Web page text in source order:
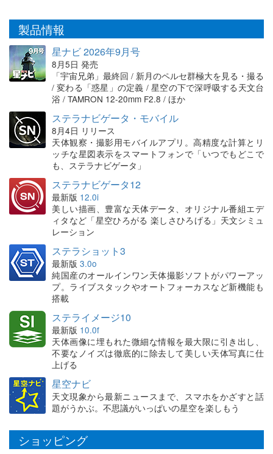
製品情報
星ナビ 2026年9月号
8月5日 発売
「宇宙兄弟」最終回 / 新月のペルセ群極大を見る・撮る
/ 変わる「惑星」の定義 / 星空の下で深呼吸する天文台
浴 / TAMRON 12-20mm F2.8 / ほか
ステラナビゲータ・モバイル
8月4日 リリース
天体観察・撮影用モバイルアプリ。高精度な計算とリ
ッチな星図表示をスマートフォンで「いつでもどこで
も、ステラナビゲータ」
ステラナビゲータ12
最新版 12.0i
美しい描画、豊富な天体データ、オリジナル番組エデ
ィタなど「星空ひろがる 楽しさひろげる」天文シミュ
レーション
ステラショット3
最新版 3.0o
純国産のオールインワン天体撮影ソフトがパワーアッ
プ。ライブスタックやオートフォーカスなど新機能も
搭載
ステライメージ10
最新版 10.0f
天体画像に埋もれた微細な情報を最大限に引き出し、
不要なノイズは徹底的に除去して美しい天体写真に仕
上げる
星空ナビ
天文現象から最新ニュースまで、スマホをかざすと話
題がうかぶ。不思議がいっぱいの星空を楽しもう
ショッピング